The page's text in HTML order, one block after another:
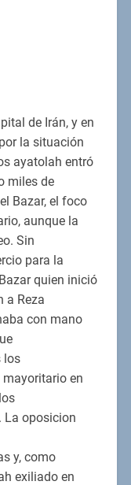
de Irán, y en
la situación
ayatolah entró
miles de
Bazar, el foco
aunque la
Sin
para la
quien inició
a Reza
con mano
los
mayoritario en
La oposicion
y, como
exiliado en